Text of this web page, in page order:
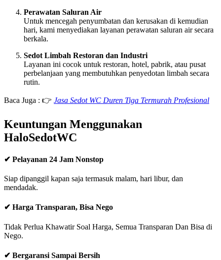
Perawatan Saluran Air
Untuk mencegah penyumbatan dan kerusakan di kemudian
hari, kami menyediakan layanan perawatan saluran air secara
berkala.
Sedot Limbah Restoran dan Industri
Layanan ini cocok untuk restoran, hotel, pabrik, atau pusat
perbelanjaan yang membutuhkan penyedotan limbah secara
rutin.
Baca Juga : 👉 Jasa Sedot WC Duren Tiga Termurah Profesional
Keuntungan Menggunakan
HaloSedotWC
✔ Pelayanan 24 Jam Nonstop
Siap dipanggil kapan saja termasuk malam, hari libur, dan
mendadak.
✔ Harga Transparan, Bisa Nego
Tidak Perlua Khawatir Soal Harga, Semua Transparan Dan Bisa di
Nego.
✔ Bergaransi Sampai Bersih